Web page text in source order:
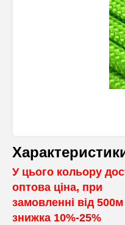
У цього кольору
оптова ціна, при
замовленні від 500м
знижка 10%-25%